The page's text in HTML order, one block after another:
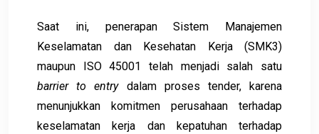
Saat ini, penerapan Sistem Manajemen
Keselamatan dan Kesehatan Kerja (SMK3)
maupun ISO 45001 telah menjadi salah satu
barrier to entrydalam proses tender, karena
menunjukkan komitmen perusahaan terhadap
keselamatan kerja dan kepatuhan terhadap